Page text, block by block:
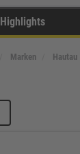
Highlights
Marken Hautau